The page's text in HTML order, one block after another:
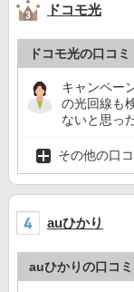
ドコモ光
ドコモ光の口コミ
キャンペー
の光回線も
ないと思っ
その他の口
auひかり
auひかりの口コミ